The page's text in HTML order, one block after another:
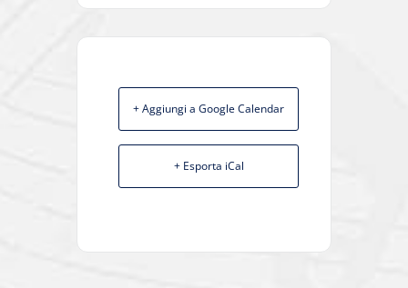
+ Aggiungi a Google Calendar
+ Esporta iCal